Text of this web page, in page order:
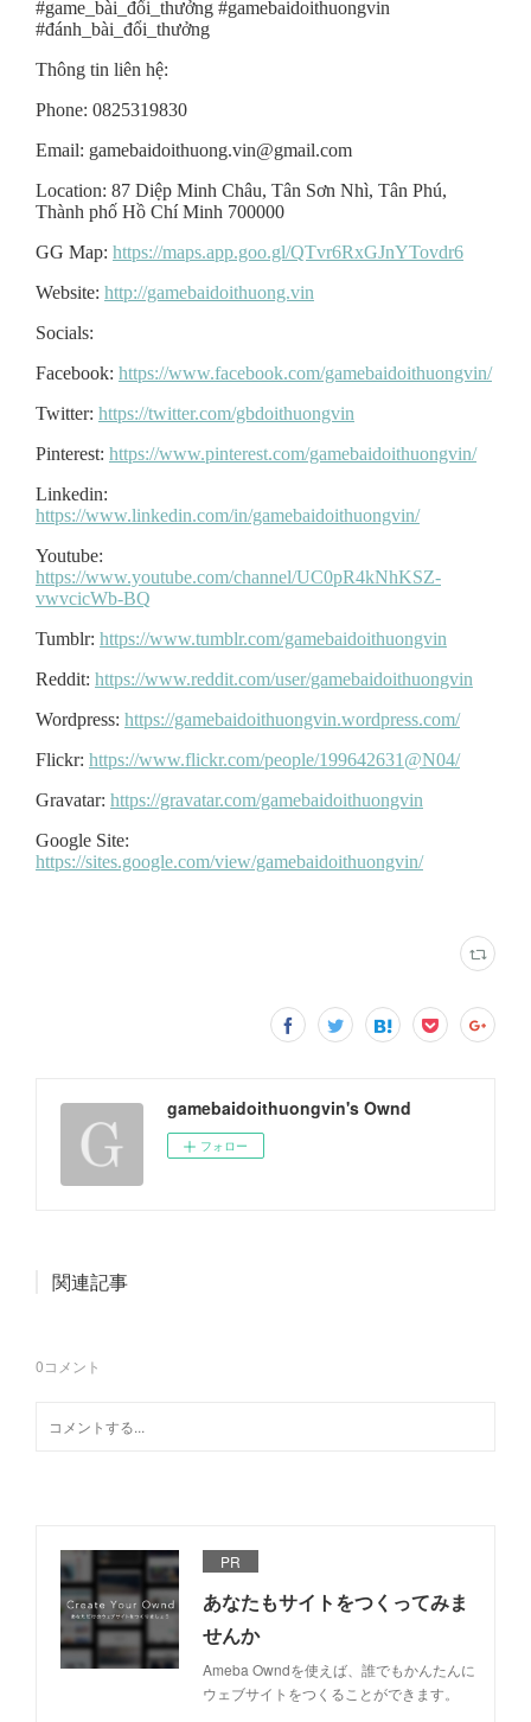
gamebaidoithuongvin's Ownd
フォロー
関連記事
0コメント
PR
あなたもサイトをつくってみま
せんか
Ameba Owndを使えば、誰でもかんたんに
ウェブサイトをつくることができます。